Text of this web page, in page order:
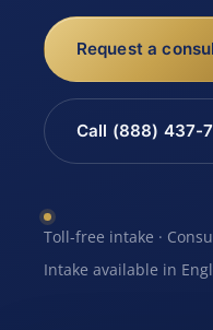
Request a
Call (888) 437-
Toll-free intake ·
Intake available in